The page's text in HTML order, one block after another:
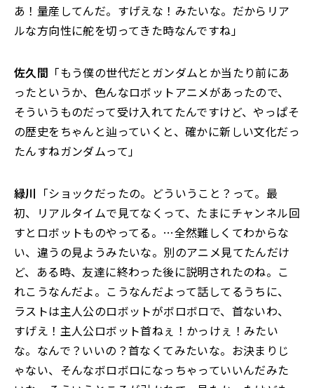
あ！量産してんだ。すげえな！みたいな。だからリア
ルな方向性に舵を切ってきた時なんですね」
佐久間 「もう僕の世代だとガンダムとか当たり前にあ
ったというか、色んなロボットアニメがあったので、
そういうものだって受け入れてたんですけど、やっぱそ
の歴史をちゃんと辿っていくと、確かに新しい文化だっ
たんすねガンダムって」
緑川 「ショックだったの。どういうこと？って。最
初、リアルタイムで見てなくって、たまにチャンネル回
すとロボットものやってる。…全然難しくてわからな
い、違うの見ようみたいな。別のアニメ見てたんだけ
ど、ある時、友達に終わった後に説明されたのね。こ
れこうなんだよ。こうなんだよって話してるうちに、
ラストは主人公のロボットがボロボロで、首ないわ、
すげえ！主人公ロボット首ねぇ！かっけぇ！みたい
な。なんで？いいの？首なくてみたいな。お決まりじ
ゃない、そんなボロボロになっちゃっていいんだみた